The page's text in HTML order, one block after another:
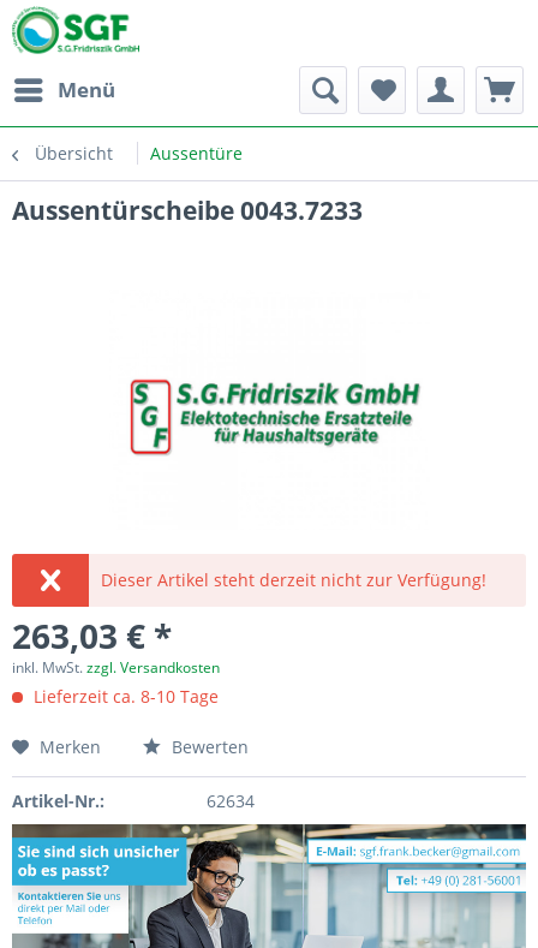
Menü
Übersicht Aussentüre
Aussentürscheibe 0043.7233
Dieser Artikel steht derzeit nicht zur Verfügung!
263,03 € *
inkl. MwSt.zzgl. Versandkosten
Lieferzeit ca. 8-10 Tage
Merken Bewerten
Artikel-Nr.: 62634